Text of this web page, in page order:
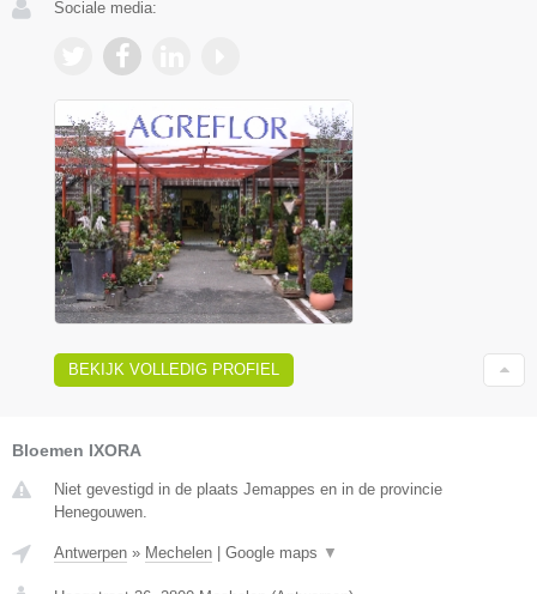
Sociale media:
BEKIJK VOLLEDIG PROFIEL
Bloemen IXORA
Niet gevestigd in de plaats Jemappes en in de provincie
Henegouwen.
Antwerpen » Mechelen Google maps ▼